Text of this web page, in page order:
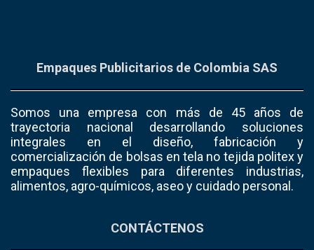
Empaques Publicitarios de Colombia SAS
Somos una empresa con más de 45 años de
trayectoria nacional desarrollando soluciones
integrales en el diseño, fabricación y
comercialización de bolsas en tela no tejida politex y
empaques flexibles para diferentes industrias,
alimentos, agro-químicos, aseo y cuidado personal.
CONTÁCTENOS